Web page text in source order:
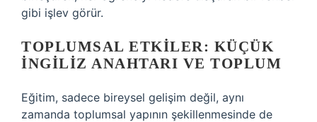
gibi işlev görür.
TOPLUMSAL ETKILER: KÜÇÜK
İNGILIZ ANAHTARI VE TOPLUM
Eğitim, sadece bireysel gelişim değil, aynı
zamanda toplumsal yapının şekillenmesinde de